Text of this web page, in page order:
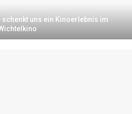
schenkt uns ein Kinoerlebnis im